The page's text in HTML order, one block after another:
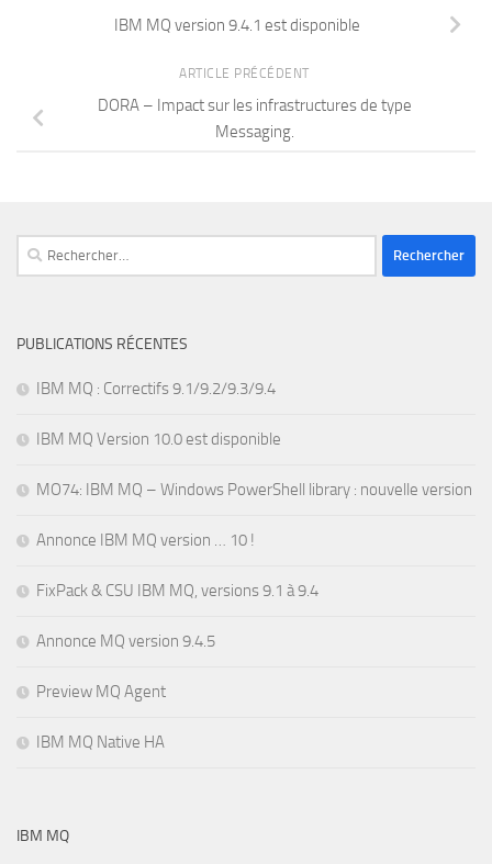
IBM MQ version 9.4.1 est disponible
ARTICLE PRÉCÉDENT
DORA – Impact sur les infrastructures de type
Messaging.
Rechercher :
PUBLICATIONS RÉCENTES
IBM MQ : Correctifs 9.1/9.2/9.3/9.4
IBM MQ Version 10.0 est disponible
MO74: IBM MQ – Windows PowerShell library : nouvelle version
Annonce IBM MQ version … 10 !
FixPack & CSU IBM MQ, versions 9.1 à 9.4
Annonce MQ version 9.4.5
Preview MQ Agent
IBM MQ Native HA
IBM MQ